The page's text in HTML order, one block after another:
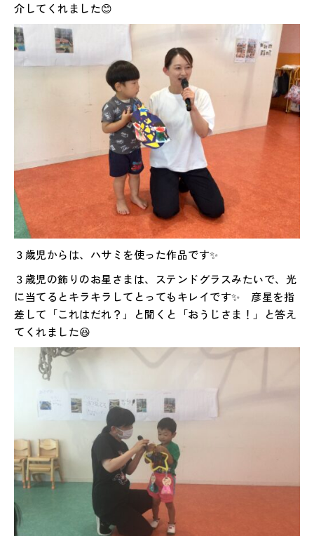
介してくれました😊
３歳児からは、ハサミを使った作品です✨
３歳児の飾りのお星さまは、ステンドグラスみたいで、光
に当てるとキラキラしてとってもキレイです✨ 彦星を指
差して「これはだれ？」と聞くと「おうじさま！」と答え
てくれました😆